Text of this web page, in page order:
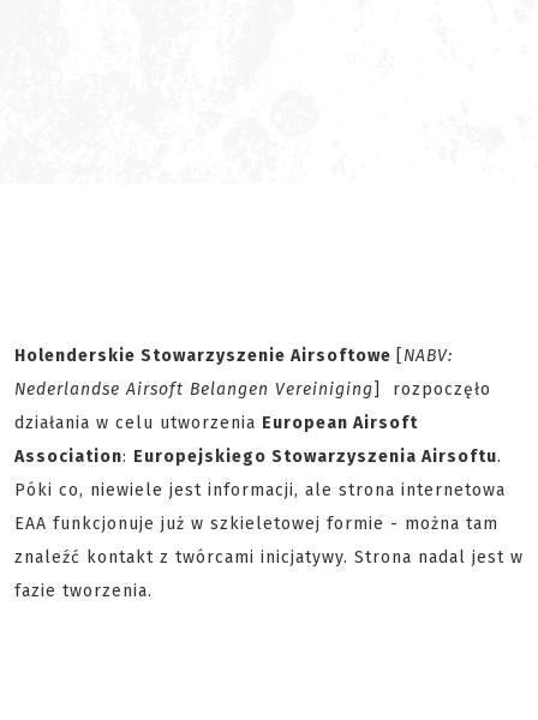
Holenderskie Stowarzyszenie Airsoftowe [ NABV:
Nederlandse Airsoft Belangen Vereiniging] rozpoczęło
działania w celu utworzenia European Airsoft
Association: Europejskiego Stowarzyszenia Airsoftu.
Póki co, niewiele jest informacji, ale strona internetowa
EAA funkcjonuje już w szkieletowej formie - można tam
znaleźć kontakt z twórcami inicjatywy. Strona nadal jest w
fazie tworzenia.